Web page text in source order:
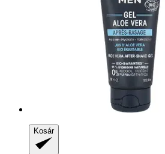
Kosár